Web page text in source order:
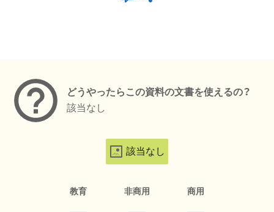
どうやったらこの資料の文書を使えるの？
該当なし
該当なし
教育 非商用 商用